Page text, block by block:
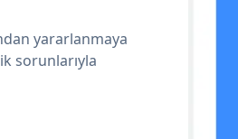
yararlanmaya
sorunlarıyla